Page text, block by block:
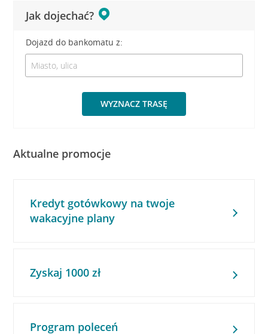
Jak dojechać?
Dojazd do bankomatu z:
WYZNACZ TRASĘ
Aktualne promocje
Kredyt gotówkowy na twoje
wakacyjne plany
Zyskaj 1000 zł
Program poleceń